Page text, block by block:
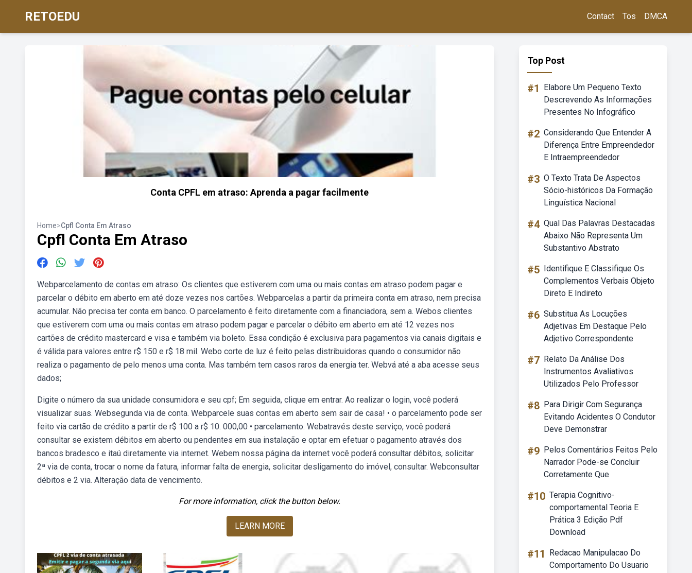
RETOEDU Contact Tos DMCA
Conta CPFL em atraso: Aprenda a pagar facilmente
Home>Cpfl Conta Em Atraso
Cpfl Conta Em Atraso
Webparcelamento de contas em atraso: Os clientes que estiverem com uma ou mais contas em atraso podem pagar e
parcelar o débito em aberto em até doze vezes nos cartões. Webparcelas a partir da primeira conta em atraso, nem precisa
acumular. Não precisa ter conta em banco. O parcelamento é feito diretamente com a financiadora, sem a. Webos clientes
que estiverem com uma ou mais contas em atraso podem pagar e parcelar o débito em aberto em até 12 vezes nos
cartões de crédito mastercard e visa e também via boleto. Essa condição é exclusiva para pagamentos via canais digitais e
é válida para valores entre r$ 150 e r$ 18 mil. Webo corte de luz é feito pelas distribuidoras quando o consumidor não
realiza o pagamento de pelo menos uma conta. Mas também tem casos raros da energia ter. Webvá até a aba acesse seus
dados;
Digite o número da sua unidade consumidora e seu cpf; Em seguida, clique em entrar. Ao realizar o login, você poderá
visualizar suas. Websegunda via de conta. Webparcele suas contas em aberto sem sair de casa! • o parcelamento pode ser
feito via cartão de crédito a partir de r$ 100 a r$ 10. 000,00 • parcelamento. Webatravés deste serviço, você poderá
consultar se existem débitos em aberto ou pendentes em sua instalação e optar em efetuar o pagamento através dos
bancos bradesco e itaú diretamente via internet. Webem nossa página da internet você poderá consultar débitos, solicitar
2ª via de conta, trocar o nome da fatura, informar falta de energia, solicitar desligamento do imóvel, consultar. Webconsultar
débitos e 2 via. Alteração data de vencimento.
For more information, click the button below.
LEARN MORE
Top Post
#1
Elabore Um Pequeno Texto
Descrevendo As Informações
Presentes No Infográfico
#2 Considerando Que Entender A
Diferença Entre Empreendedor
E Intraempreendedor
#3 O Texto Trata De Aspectos
Sócio-históricos Da Formação
Linguística Nacional
#4 Qual Das Palavras Destacadas
Abaixo Não Representa Um
Substantivo Abstrato
#5 Identifique E Classifique Os
Complementos Verbais Objeto
Direto E Indireto
#6 Substitua As Locuções
Adjetivas Em Destaque Pelo
Adjetivo Correspondente
#7 Relato Da Análise Dos
Instrumentos Avaliativos
Utilizados Pelo Professor
#8 Para Dirigir Com Segurança
Evitando Acidentes O Condutor
Deve Demonstrar
#9 Pelos Comentários Feitos Pelo
Narrador Pode-se Concluir
Corretamente Que
#10 Terapia Cognitivo-
comportamental Teoria E
Prática 3 Edição Pdf
Download
#11
Redacao Manipulacao Do
Comportamento Do Usuario